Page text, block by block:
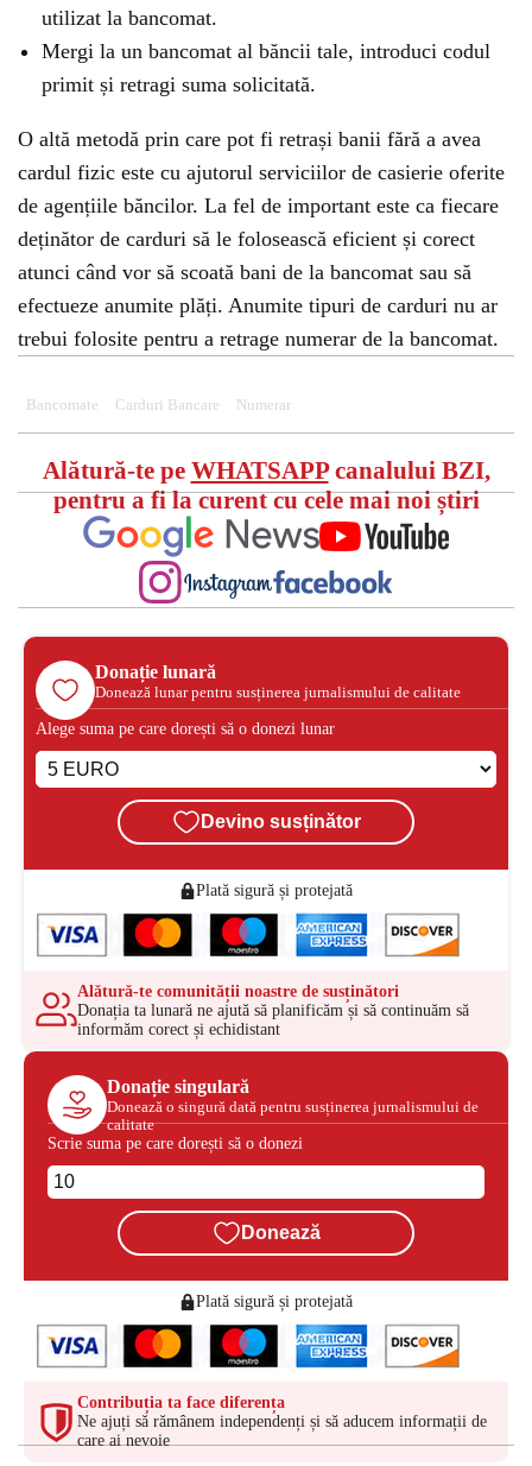
utilizat la bancomat.
Mergi la un bancomat al băncii tale, introduci codul
primit și retragi suma solicitată.
O altă metodă prin care pot fi retrași banii fără a avea
cardul fizic este cu ajutorul serviciilor de casierie oferite
de agențiile băncilor. La fel de important este ca fiecare
deținător de carduri să le folosească eficient și corect
atunci când vor să scoată bani de la bancomat sau să
efectueze anumite plăți. Anumite tipuri de carduri nu ar
trebui folosite pentru a retrage numerar de la bancomat.
Bancomate Carduri Bancare Numerar
Alătură-te pe WHATSAPPcanalului BZI,
pentru a fi la curent cu cele mai noi știri
Donație lunară
Donează lunar pentru susținerea jurnalismului de calitate
Alege suma pe care dorești să o donezi lunar
Devino susținător
Plată sigură și protejată
Alătură-te comunității noastre de susținători
Donația ta lunară ne ajută să planificăm și să continuăm să
informăm corect și echidistant
Donație singulară
Donează o singură dată pentru susținerea jurnalismului de
calitate
Scrie suma pe care dorești să o donezi
Donează
Plată sigură și protejată
Contribuția ta face diferența
Ne ajuți să rămânem independenți și să aducem informații de
care ai nevoie